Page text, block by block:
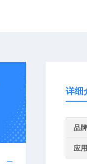
详细
品牌
应